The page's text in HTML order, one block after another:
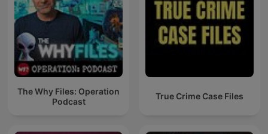
The Why Files: Operation
Podcast
True Crime Case Files